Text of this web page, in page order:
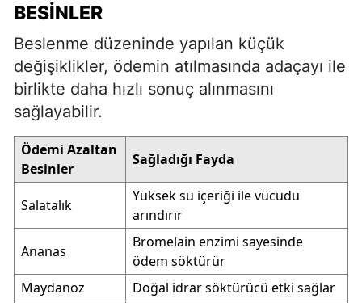
BESINLER
Beslenme düzeninde yapılan küçük
değişiklikler, ödemin atılmasında adaçayı ile
birlikte daha hızlı sonuç alınmasını
sağlayabilir.
Ödemi Azaltan
Besinler
Sağladığı Fayda
Salatalık
Yüksek su içeriği ile vücudu
arındırır
Ananas
Bromelain enzimi sayesinde
ödem söktürür
Maydanoz
Doğal idrar söktürücü etki sağlar